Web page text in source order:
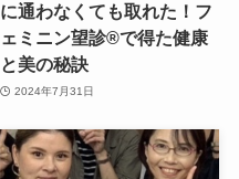
に通わなくても取れた！フ
ェミニン望診®で得た健康
と美の秘訣
2024年7月31日